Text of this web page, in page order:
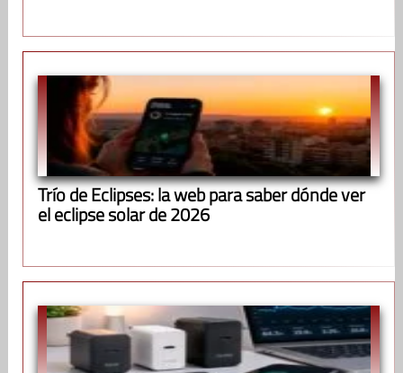
Trío de Eclipses: la web para saber dónde ver
el eclipse solar de 2026